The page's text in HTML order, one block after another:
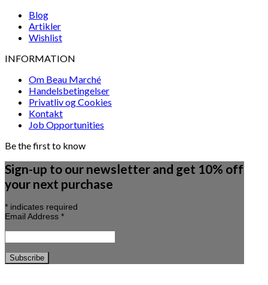
Blog
Artikler
Wishlist
INFORMATION
Om Beau Marché
Handelsbetingelser
Privatliv og Cookies
Kontakt
Job Opportunities
Be the first to know
Sign-up to our newsletter and get 10% off
your next purchase
* indicates required
Email Address *